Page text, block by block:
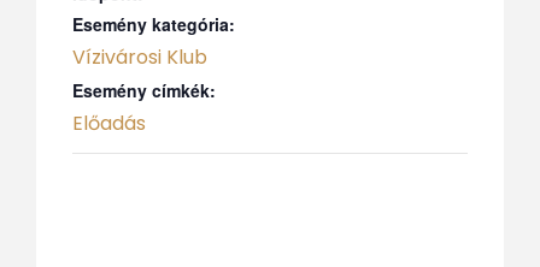
Esemény kategória:
Vízivárosi Klub
Esemény címkék:
Előadás